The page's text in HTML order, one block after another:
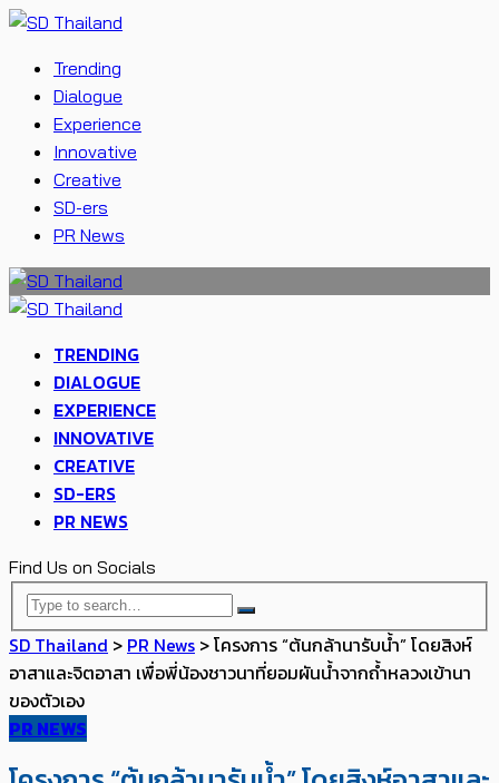
Trending
Dialogue
Experience
Innovative
Creative
SD-ers
PR News
TRENDING
DIALOGUE
EXPERIENCE
INNOVATIVE
CREATIVE
SD-ERS
PR NEWS
Find Us on Socials
SD Thailand > PR News >โครงการ “ต้นกล้านารับน้ำ” โดยสิงห์
อาสาและจิตอาสา เพื่อพี่น้องชาวนาที่ยอมผันน้ำจากถ้ำหลวงเข้านา
ของตัวเอง
PR NEWS